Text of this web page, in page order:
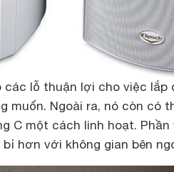
các lỗ thuận lợi cho việc
muốn. Ngoài ra, nó còn có
C một cách linh hoạt.
hơn với không gian bên